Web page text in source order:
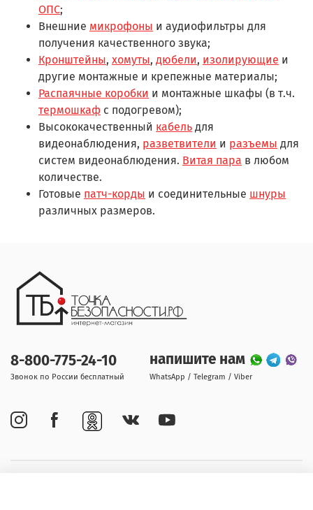
ОПС;
Внешние микрофоны и аудиофильтры для
получения качественного звука;
Кронштейны, хомуты, дюбели, изолирующие и
другие монтажные и крепежные материалы;
Распаячные коробки и монтажные шкафы (в т.ч.
термошкаф с подогревом);
Высококачественный кабель для
видеонаблюдения, разветвители и разъемы для
систем видеонаблюдения. Витая пара в любом
количестве.
Готовые патч-корды и соединительные шнуры
различных размеров.
8-800-775-24-10
Звонок по России бесплатный
напишите нам
WhatsApp / Telegram / Viber